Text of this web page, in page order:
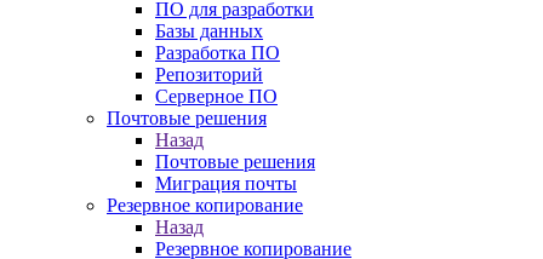
ПО для разработки
Базы данных
Разработка ПО
Репозиторий
Серверное ПО
Почтовые решения
Назад
Почтовые решения
Миграция почты
Резервное копирование
Назад
Резервное копирование